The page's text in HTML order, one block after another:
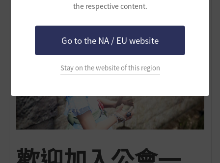
the respective content.
Go to the NA / EU website
Stay on the website of this region
一起參加官方活動留下有趣回憶